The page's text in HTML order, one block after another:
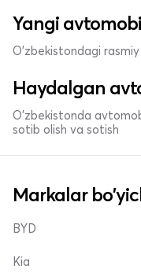
Yangi
O'zbekistondagi
Haydalgan
O'zbekistonda
sotib olish va sotish
Markalar
BYD
Kia